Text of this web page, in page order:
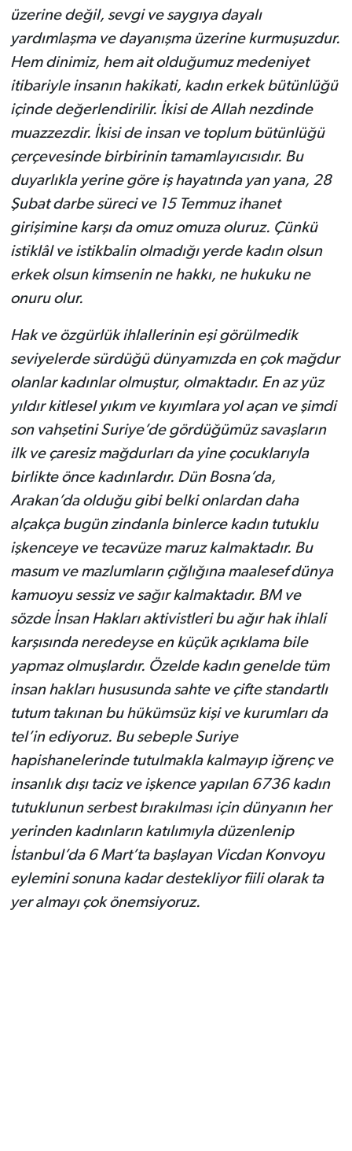
üzerine değil, sevgi ve saygıya dayalı
yardımlaşma ve dayanışma üzerine kurmuşuzdur.
Hem dinimiz, hem ait olduğumuz medeniyet
itibariyle insanın hakikati, kadın erkek bütünlüğü
içinde değerlendirilir. İkisi de Allah nezdinde
muazzezdir. İkisi de insan ve toplum bütünlüğü
çerçevesinde birbirinin tamamlayıcısıdır. Bu
duyarlıkla yerine göre iş hayatında yan yana, 28
Şubat darbe süreci ve 15 Temmuz ihanet
girişimine karşı da omuz omuza oluruz. Çünkü
istiklâl ve istikbalin olmadığı yerde kadın olsun
erkek olsun kimsenin ne hakkı, ne hukuku ne
onuru olur.
Hak ve özgürlük ihlallerinin eşi görülmedik
seviyelerde sürdüğü dünyamızda en çok mağdur
olanlar kadınlar olmuştur, olmaktadır. En az yüz
yıldır kitlesel yıkım ve kıyımlara yol açan ve şimdi
son vahşetini Suriye’de gördüğümüz savaşların
ilk ve çaresiz mağdurları da yine çocuklarıyla
birlikte önce kadınlardır. Dün Bosna’da,
Arakan’da olduğu gibi belki onlardan daha
alçakça bugün zindanla binlerce kadın tutuklu
işkenceye ve tecavüze maruz kalmaktadır. Bu
masum ve mazlumların çığlığına maalesef dünya
kamuoyu sessiz ve sağır kalmaktadır. BM ve
sözde İnsan Hakları aktivistleri bu ağır hak ihlali
karşısında neredeyse en küçük açıklama bile
yapmaz olmuşlardır. Özelde kadın genelde tüm
insan hakları hususunda sahte ve çifte standartlı
tutum takınan bu hükümsüz kişi ve kurumları da
tel’in ediyoruz. Bu sebeple Suriye
hapishanelerinde tutulmakla kalmayıp iğrenç ve
insanlık dışı taciz ve işkence yapılan 6736 kadın
tutuklunun serbest bırakılması için dünyanın her
yerinden kadınların katılımıyla düzenlenip
İstanbul’da 6 Mart’ta başlayan Vicdan Konvoyu
eylemini sonuna kadar destekliyor fiili olarak ta
yer almayı çok önemsiyoruz.